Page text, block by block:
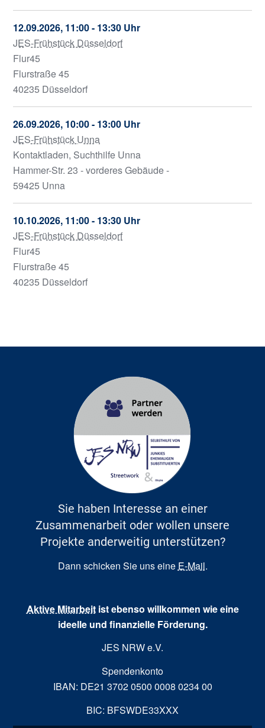
12.09.2026, 11:00 - 13:30 Uhr
JES-Frühstück Düsseldorf
Flur45
Flurstraße 45
40235 Düsseldorf
26.09.2026, 10:00 - 13:00 Uhr
JES-Frühstück Unna
Kontaktladen, Suchthilfe Unna
Hammer-Str. 23 - vorderes Gebäude -
59425 Unna
10.10.2026, 11:00 - 13:30 Uhr
JES-Frühstück Düsseldorf
Flur45
Flurstraße 45
40235 Düsseldorf
Sie haben Interesse an einer
Zusammenarbeit oder wollen unsere
Projekte anderweitig unterstützen?
Dann schicken Sie uns eine E-Mail.
Aktive Mitarbeitist ebenso willkommen wie eine
ideelle und finanzielle Förderung.
JES NRW e.V.
Spendenkonto
IBAN: DE21 3702 0500 0008 0234 00
BIC: BFSWDE33XXX